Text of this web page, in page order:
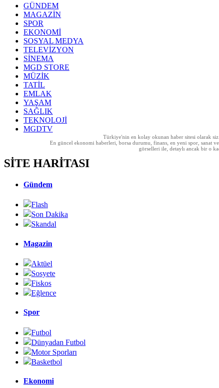
GÜNDEM
MAGAZİN
SPOR
EKONOMİ
SOSYAL MEDYA
TELEVİZYON
SİNEMA
MGD STORE
MÜZİK
TATİL
EMLAK
YAŞAM
SAĞLIK
TEKNOLOJİ
MGDTV
Türkiye'nin en kolay okunan haber sitesi olarak siz
En güncel ekonomi haberleri, borsa durumu, finans, en yeni spor, sanat
görselleri ile, detaylı ancak bir o
SİTE HARİTASI
Gündem
Flash
Son Dakika
Skandal
Magazin
Aktüel
Sosyete
Fiskos
Eğlence
Spor
Futbol
Dünyadan Futbol
Motor Sporları
Basketbol
Ekonomi